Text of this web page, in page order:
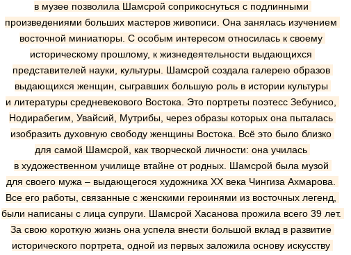
в музее позволила Шамсрой соприкоснуться с подлинными
произведениями больших мастеров живописи. Она занялась изучением
восточной миниатюры. С особым интересом относилась к своему
историческому прошлому, к жизнедеятельности выдающихся
представителей науки, культуры. Шамсрой создала галерею образов
выдающихся женщин, сыгравших большую роль в истории культуры
и литературы средневекового Востока. Это портреты поэтесс Зебунисо,
Нодирабегим, Увайсий, Мутрибы, через образы которых она пыталась
изобразить духовную свободу женщины Востока. Всё это было близко
для самой Шамсрой, как творческой личности: она училась
в художественном училище втайне от родных. Шамсрой была музой
для своего мужа – выдающегося художника ХХ века Чингиза Ахмарова.
Все его работы, связанные с женскими героинями из восточных легенд,
были написаны с лица супруги. Шамсрой Хасанова прожила всего 39 лет.
За свою короткую жизнь она успела внести большой вклад в развитие
исторического портрета, одной из первых заложила основу искусству